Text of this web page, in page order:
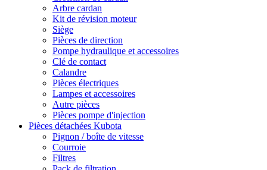
Arbre cardan
Kit de révision moteur
Siège
Pièces de direction
Pompe hydraulique et accessoires
Clé de contact
Calandre
Pièces électriques
Lampes et accessoires
Autre pièces
Pièces pompe d'injection
Pièces détachées Kubota
Pignon / boîte de vitesse
Courroie
Filtres